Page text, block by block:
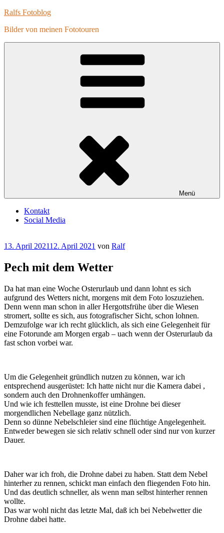
Zum
springen
Ralfs Fotoblog
Bilder von meinen Fototouren
Menü
Kontakt
Social Media
Veröffentlicht
13. April 202112. April 2021 von Ralf
Pech mit dem Wetter
Da hat man eine Woche Osterurlaub und dann lohnt es sich
aufgrund des Wetters nicht, morgens mit dem Foto loszuziehen.
Denn wenn man schon in aller Hergottsfrühe über die Wiesen
stromert, sollte es sich, aus fotografischer Sicht, schon lohnen.
Demzufolge war ich recht glücklich, als sich eine Gelegenheit für
eine Fotorunde am Morgen ergab – uach wenn der Osterurlaub da
fast schon vorbei war.
Um die Gelegenheit gründlich nutzen zu können, war ich
entsprechend ausgerüstet: Ich hatte nicht nur die Kamera dabei ,
sondern auch den Drohnenkoffer umhängen.
Und wie ich festtellen musste, ist eine Drohne bei dieser
morgendlichen Nebellage ganz nützlich.
Denn so dünne Nebelschleier sind eine flüchtige Angelegenheit.
Entweder bewegen sie sich relativ schnell oder sind nur von kurzer
Dauer.
Daher war ich froh, die Drohne dabei zu haben. Statt dem Nebel
hinterher zu rennen, schickt man einfach den fliegenden Foto hin.
Und das deutlich schneller, als wenn man selbst hinterher rennen
wollte.
Das war wohl nicht das letzte Mal, daß ich bei Nebelwetter die
Drohne dabei hatte.